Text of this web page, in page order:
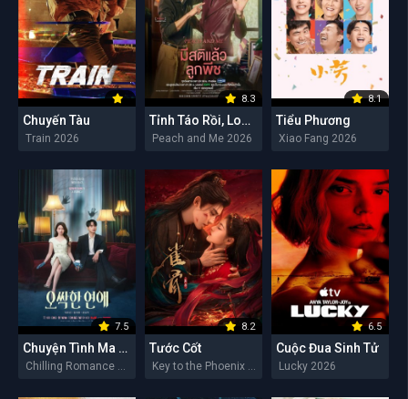
Chuyến Tàu
Train 2026
8.3
Tỉnh Táo Rồi, Lookpeach
Peach and Me 2026
8.1
Tiểu Phương
Xiao Fang 2026
7.5
Chuyện Tình Ma Quái
8.2
Tước Cốt
6.5
Cuộc Đua Sinh Tử
Lucky 2026